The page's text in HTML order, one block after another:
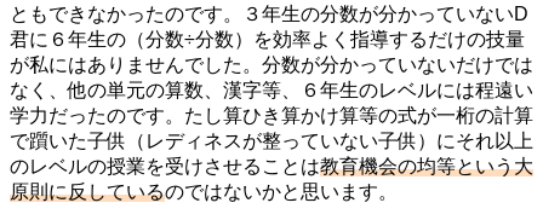
ともできなかったのです。３年生の分数が分かっていないD
君に６年生の（分数÷分数）を効率よく指導するだけの技量
が私にはありませんでした。分数が分かっていないだけでは
なく、他の単元の算数、漢字等、６年生のレベルには程遠い
学力だったのです。たし算ひき算かけ算等の式が一桁の計算
で躓いた子供（レディネスが整っていない子供）にそれ以上
のレベルの授業を受けさせることは教育機会の均等という大
原則に反しているのではないかと思います。